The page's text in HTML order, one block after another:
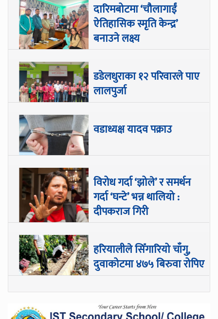
दारिमबोटमा ‘चौलागाईं
ऐतिहासिक स्मृति केन्द्र’
बनाउने लक्ष्य
डडेलधुराका १२ परिवारले पाए
लालपुर्जा
वडाध्यक्ष यादव पक्राउ
विरोध गर्दा ‘झोले’ र समर्थन
गर्दा ‘घन्टे’ भन्न थालियो :
दीपकराज गिरी
हरियालीले सिँगारियो चाँगु,
दुवाकोटमा ४७५ बिरुवा रोपिए